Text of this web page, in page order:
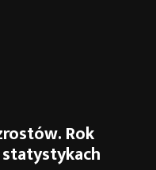
Rok